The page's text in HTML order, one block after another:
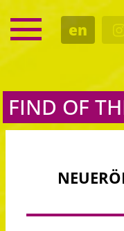
en
SERVICE
DATES
FIND OF